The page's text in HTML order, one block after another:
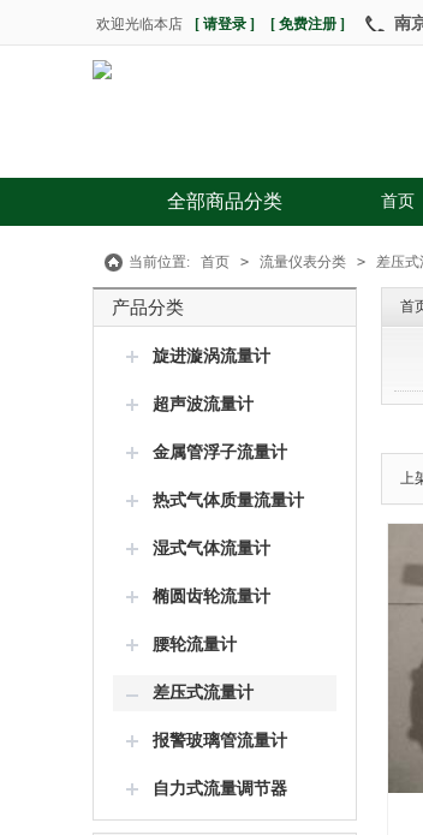
欢迎光临本店 [ 请登录 ] [ 免费注册 ] 南
全部商品分类 首页
当前位置: 首页 > 流量仪表分类 > 差压
产品分类
旋进漩涡流量计
超声波流量计
金属管浮子流量计
热式气体质量流量计
湿式气体流量计
椭圆齿轮流量计
腰轮流量计
差压式流量计
报警玻璃管流量计
自力式流量调节器
首
上